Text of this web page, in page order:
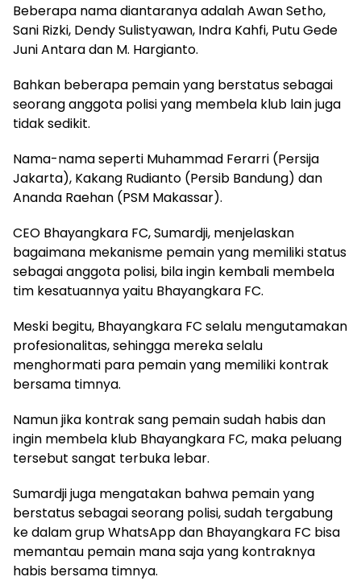
Beberapa nama diantaranya adalah Awan Setho,
Sani Rizki, Dendy Sulistyawan, Indra Kahfi, Putu Gede
Juni Antara dan M. Hargianto.
Bahkan beberapa pemain yang berstatus sebagai
seorang anggota polisi yang membela klub lain juga
tidak sedikit.
Nama-nama seperti Muhammad Ferarri (Persija
Jakarta), Kakang Rudianto (Persib Bandung) dan
Ananda Raehan (PSM Makassar).
CEO Bhayangkara FC, Sumardji, menjelaskan
bagaimana mekanisme pemain yang memiliki status
sebagai anggota polisi, bila ingin kembali membela
tim kesatuannya yaitu Bhayangkara FC.
Meski begitu, Bhayangkara FC selalu mengutamakan
profesionalitas, sehingga mereka selalu
menghormati para pemain yang memiliki kontrak
bersama timnya.
Namun jika kontrak sang pemain sudah habis dan
ingin membela klub Bhayangkara FC, maka peluang
tersebut sangat terbuka lebar.
Sumardji juga mengatakan bahwa pemain yang
berstatus sebagai seorang polisi, sudah tergabung
ke dalam grup WhatsApp dan Bhayangkara FC bisa
memantau pemain mana saja yang kontraknya
habis bersama timnya.